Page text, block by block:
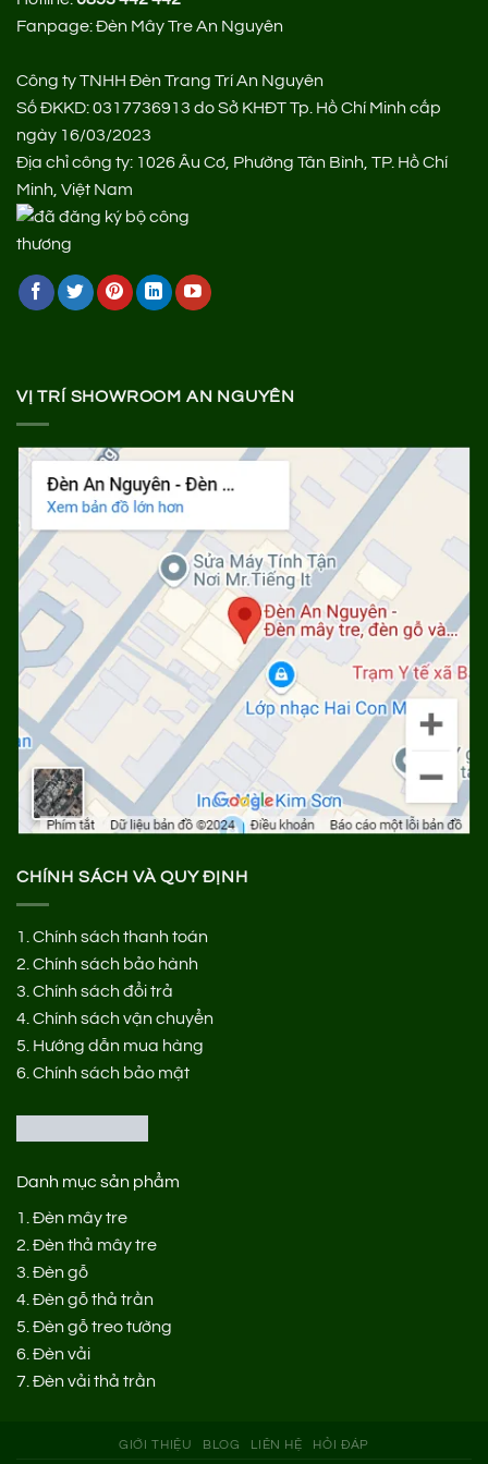
Fanpage:Đèn Mây Tre An Nguyên
Công ty TNHH Đèn Trang Trí An Nguyên
Số ĐKKD: 0317736913 do Sở KHĐT Tp. Hồ Chí Minh cấp
ngày 16/03/2023
Địa chỉ công ty: 1026 Âu Cơ, Phường Tân Bình, TP. Hồ Chí
Minh, Việt Nam
VỊ TRÍ SHOWROOM AN NGUYÊN
CHÍNH SÁCH VÀ QUY ĐỊNH
1. Chính sách thanh toán
2. Chính sách bảo hành
3. Chính sách đổi trả
4. Chính sách vận chuyển
5. Hướng dẫn mua hàng
6. Chính sách bảo mật
Danh mục sản phẩm
1. Đèn mây tre
2. Đèn thả mây tre
3. Đèn gỗ
4. Đèn gỗ thả trần
5. Đèn gỗ treo tường
6. Đèn vải
7. Đèn vải thả trần
GIỚI THIỆU BLOG LIÊN HỆ HỎI ĐÁP